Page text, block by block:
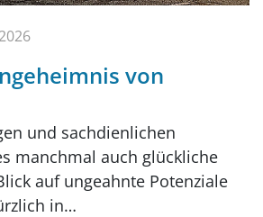
von
und sachdienlichen
manchmal auch glückliche
auf ungeahnte Potenziale
in…